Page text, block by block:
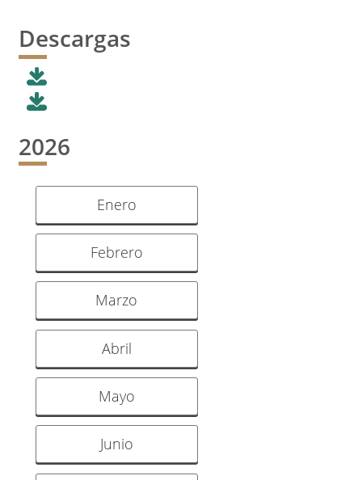
Descargas
2026
Enero
Febrero
Marzo
Abril
Mayo
Junio